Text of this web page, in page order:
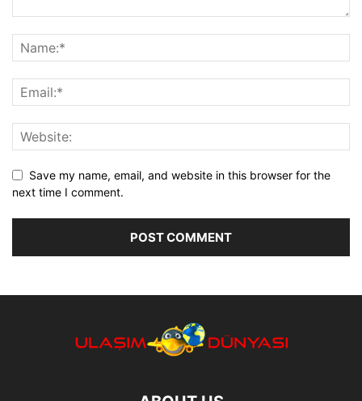
Save my name, email, and website in this browser for the
next time I comment.